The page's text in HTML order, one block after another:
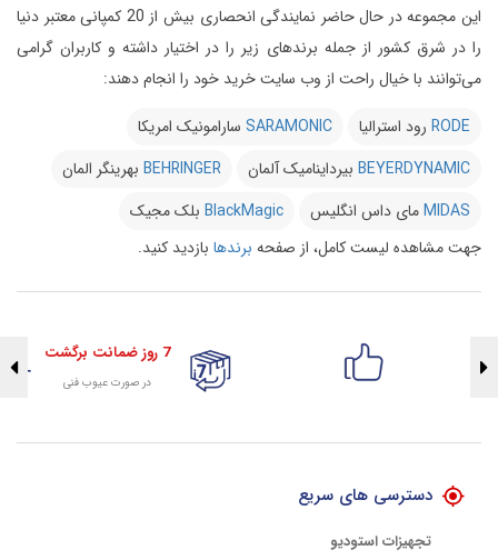
این مجموعه در حال حاضر نمایندگی انحصاری بیش از 20 کمپانی معتبر دنیا
را در شرق کشور از جمله برندهای زیر را در اختیار داشته و کاربران گرامی
می‌توانند با خیال راحت از وب سایت خرید خود را انجام دهند:
RODE رود استرالیا SARAMONIC سارامونیک امریکا
BEYERDYNAMIC بیرداینامیک آلمان BEHRINGER بهرینگر المان
MIDASمای داس انگلیس BlackMagic بلک مجیک
جهت مشاهده لیست کامل، از صفحه برندها بازدید کنید.
7 روز ضمانت برگشت
در صورت عیوب فنی
دسترسی های سریع
تجهیزات استودیو